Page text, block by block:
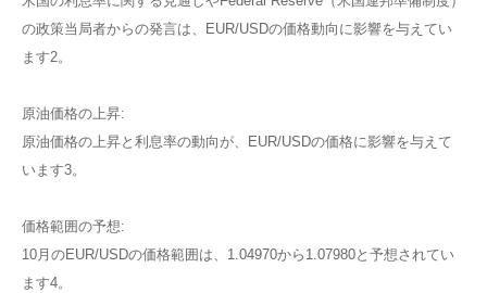
の政策当局者からの発言は、EUR/USDの価格動向に影響を与えてい
ます​2​。
原油価格の上昇:
原油価格の上昇と利息率の動向が、EUR/USDの価格に影響を与えて
います​3​。
価格範囲の予想:
10月のEUR/USDの価格範囲は、1.04970から1.07980と予想されてい
ます​4​。